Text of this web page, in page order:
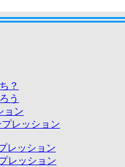
？
う
ョン
レッション
レッション
レッション